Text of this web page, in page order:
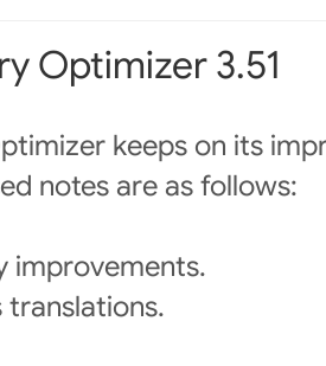
Optimizer 3.51
keeps on its
notes are as follows:
improvements.
translations.